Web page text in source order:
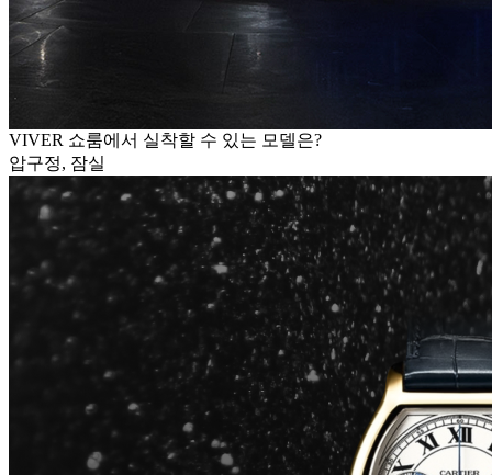
VIVER 쇼룸에서 실착할 수 있는 모델은?
압구정, 잠실